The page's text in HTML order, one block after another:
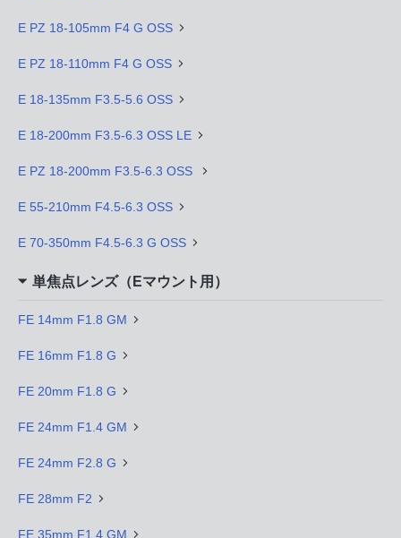
E PZ 18-105mm F4 G OSS
E PZ 18-110mm F4 G OSS
E 18-135mm F3.5-5.6 OSS
E 18-200mm F3.5-6.3 OSS LE
E PZ 18-200mm F3.5-6.3 OSS
E 55-210mm F4.5-6.3 OSS
E 70-350mm F4.5-6.3 G OSS
単焦点レンズ（Eマウント用）
FE 14mm F1.8 GM
FE 16mm F1.8 G
FE 20mm F1.8 G
FE 24mm F1.4 GM
FE 24mm F2.8 G
FE 28mm F2
FE 35mm F1.4 GM